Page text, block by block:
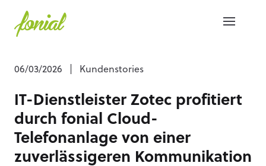
06/03/2026 Kundenstories
IT-Dienstleister Zotec profitiert
durch fonial Cloud-
Telefonanlage von einer
zuverlässigeren Kommunikation